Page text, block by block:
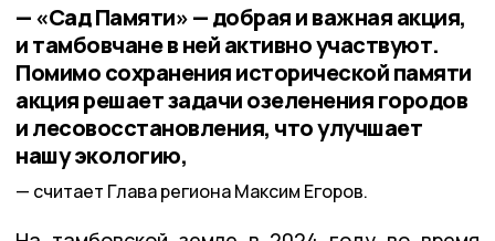
— «Сад Памяти» — добрая и важная акция,
и тамбовчане в ней активно участвуют.
Помимо сохранения исторической памяти
акция решает задачи озеленения городов
и лесовосстановления, что улучшает
нашу экологию,
считает Глава региона Максим Егоров.